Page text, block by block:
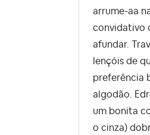
arrume-aa
convidativo
afundar.
lençóis de
preferência
algodão.
um bonita
o cinza)